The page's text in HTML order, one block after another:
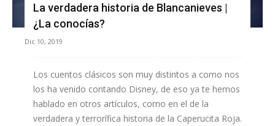
La verdadera historia de Blancanieves |
¿La conocías?
Dic 10, 2019
Los cuentos clásicos son muy distintos a como nos
los ha venido contando Disney, de eso ya te hemos
hablado en otros artículos, como en el de la
verdadera y terrorífica historia de la Caperucita Roja.